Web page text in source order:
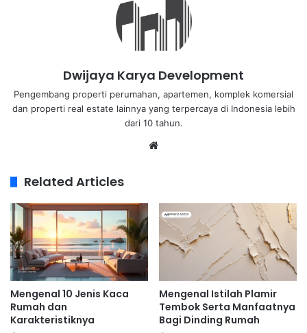
Dwijaya Karya Development
Pengembang properti perumahan, apartemen, komplek komersial
dan properti real estate lainnya yang terpercaya di Indonesia lebih
dari 10 tahun.
Related Articles
Mengenal 10 Jenis Kaca
Rumah dan
Karakteristiknya
Mengenal Istilah Plamir
Tembok Serta Manfaatnya
Bagi Dinding Rumah